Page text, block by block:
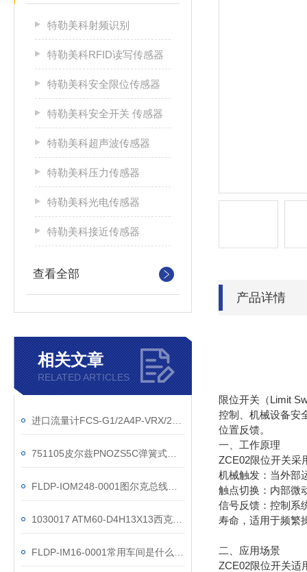
特勒美科射频识别
特勒美科RFID读写传感器
特勒美科安全限位传感器
特勒美科安全开关 传感器
特勒美科超声波传感器
特勒美科压力传感器
特勒美科光电传感器
特勒美科接近传感器
查看全部
相关文章
RELATED ARTICLES
产品详情
限位开关（Limit
控制、机械设备安
位置反馈。
一、工作原理
ZCE02限位开关采
机械触发：当外部
触点切换：内部微
信号反馈：控制系
寿命，适用于频繁
二、应用场景
ZCE02限位开关适